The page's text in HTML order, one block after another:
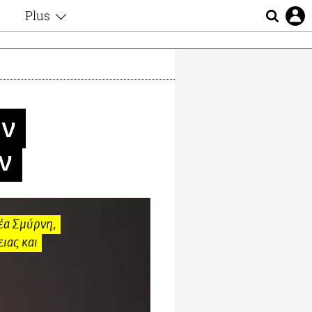
Plus
Ζώδια
Blogs
Lgbtqi+
Επιλογές
Σμύρνη,
και